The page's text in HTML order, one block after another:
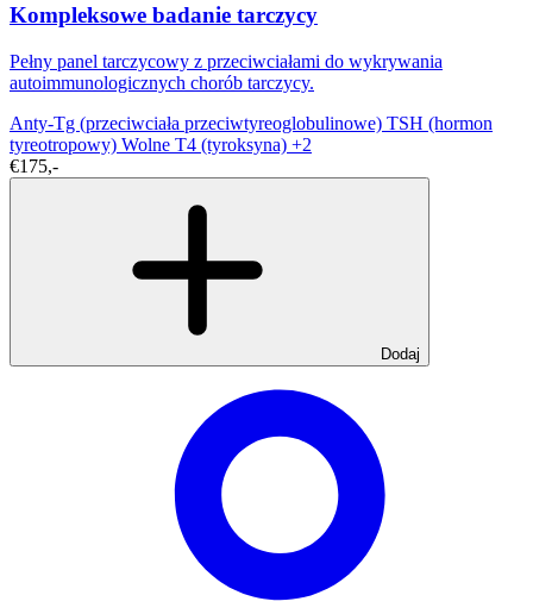
Kompleksowe badanie tarczycy
Pełny panel tarczycowy z przeciwciałami do wykrywania
autoimmunologicznych chorób tarczycy.
Anty-Tg (przeciwciała przeciwtyreoglobulinowe) TSH (hormon
tyreotropowy) Wolne T4 (tyroksyna) +2
€175,-
Dodaj